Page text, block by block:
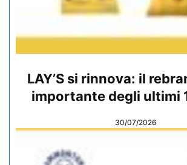
LAY’S si rinnova: il
importante degli ultimi
30/07/2026